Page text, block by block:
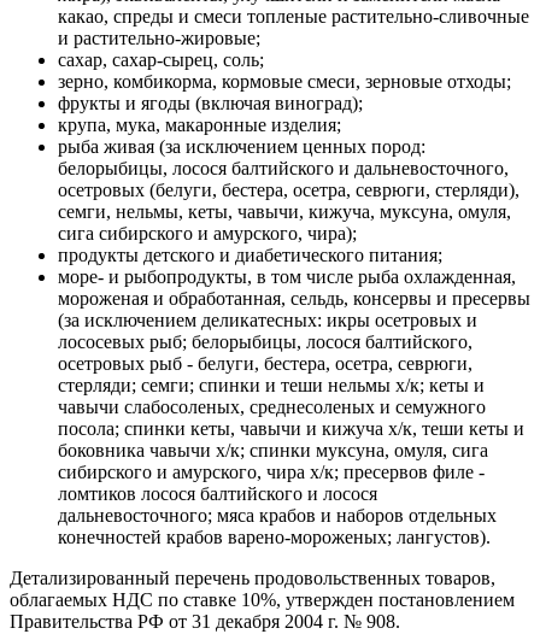
какао, спреды и смеси топленые растительно-сливочные
и растительно-жировые;
сахар, сахар-сырец, соль;
зерно, комбикорма, кормовые смеси, зерновые отходы;
фрукты и ягоды (включая виноград);
крупа, мука, макаронные изделия;
рыба живая (за исключением ценных пород:
белорыбицы, лосося балтийского и дальневосточного,
осетровых (белуги, бестера, осетра, севрюги, стерляди),
семги, нельмы, кеты, чавычи, кижуча, муксуна, омуля,
сига сибирского и амурского, чира);
продукты детского и диабетического питания;
море- и рыбопродукты, в том числе рыба охлажденная,
мороженая и обработанная, сельдь, консервы и пресервы
(за исключением деликатесных: икры осетровых и
лососевых рыб; белорыбицы, лосося балтийского,
осетровых рыб - белуги, бестера, осетра, севрюги,
стерляди; семги; спинки и теши нельмы х/к; кеты и
чавычи слабосоленых, среднесоленых и семужного
посола; спинки кеты, чавычи и кижуча х/к, теши кеты и
боковника чавычи х/к; спинки муксуна, омуля, сига
сибирского и амурского, чира х/к; пресервов филе -
ломтиков лосося балтийского и лосося
дальневосточного; мяса крабов и наборов отдельных
конечностей крабов варено-мороженых; лангустов).
Детализированный перечень продовольственных товаров,
облагаемых НДС по ставке 10%, утвержден постановлением
Правительства РФ от 31 декабря 2004 г. № 908.